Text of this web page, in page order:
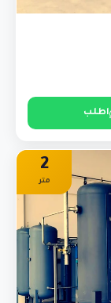
اطلب
2
متر